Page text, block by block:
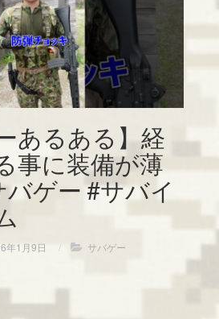
あるある】経
事に装備が薄
バゲー #サバイ
年1月9日 / サバゲー